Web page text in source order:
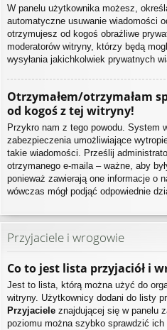
W panelu użytkownika możesz,
automatyczne usuwanie wiadomości
otrzymujesz od kogoś obraźliwe
moderatorów witryny, którzy będą
wysyłania jakichkolwiek prywatnych
Otrzymałem/otrzymałam
od kogoś z tej witryny!
Przykro nam z tego powodu. System
zabezpieczenia umożliwiające
takie wiadomości. Prześlij
otrzymanego e-maila – ważne, aby
ponieważ zawierają one informacje o
wówczas mógł podjąć odpowiednie
Przyjaciele i wrogowie
Co to jest lista przyjaciół i
Jest to lista, którą można użyć do
witryny. Użytkownicy dodani do listy
Przyjaciele znajdującej się w panelu
poziomu można szybko sprawdzić